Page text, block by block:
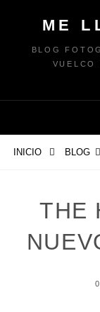
contenido
ME
BLOG
VUELCO
INICIO BLOG
THE